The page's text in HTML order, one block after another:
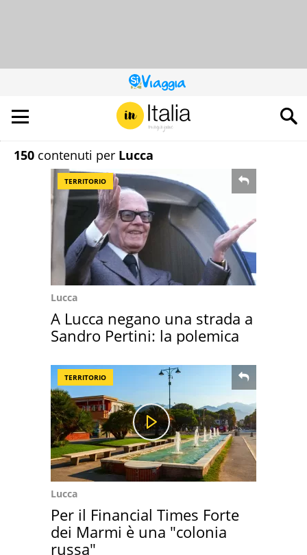
QUESTO
SITO
CONTRIBUISCE
ALL’AUDIENCE
DI
150 contenuti per Lucca
TERRITORIO
Lucca
A Lucca negano una strada a
Sandro Pertini: la polemica
TERRITORIO
Lucca
Per il Financial Times Forte
dei Marmi è una "colonia
russa"